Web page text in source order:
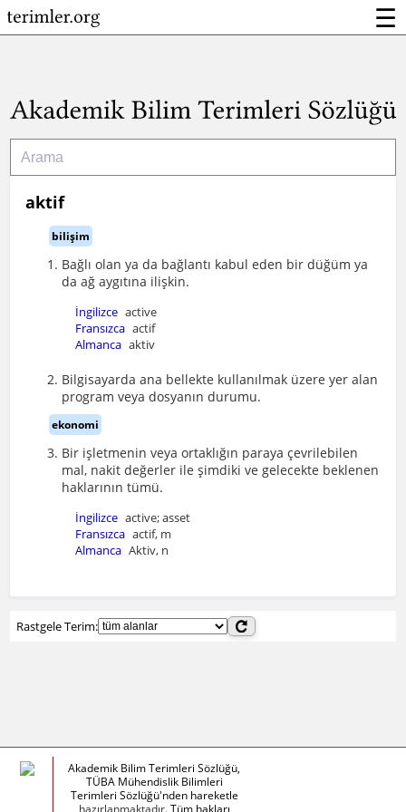
☰
aktif
bilişim
Bağlı olan ya da bağlantı kabul eden bir düğüm ya
da ağ aygıtına ilişkin.
İngilizce active
Fransızca actif
Almanca aktiv
Bilgisayarda ana bellekte kullanılmak üzere yer alan
program veya dosyanın durumu.
ekonomi
Bir işletmenin veya ortaklığın paraya çevrilebilen
mal, nakit değerler ile şimdiki ve gelecekte beklenen
haklarının tümü.
İngilizce active; asset
Fransızca actif, m
Almanca Aktiv, n
Rastgele Terim:
Akademik Bilim Terimleri Sözlüğü,
TÜBA Mühendislik Bilimleri
Terimleri Sözlüğü'nden hareketle
hazırlanmaktadır. Tüm hakları